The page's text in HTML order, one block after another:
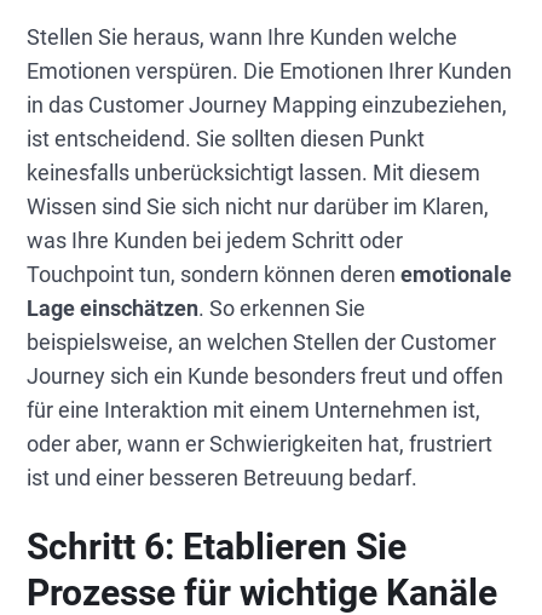
Stellen Sie heraus, wann Ihre Kunden welche
Emotionen verspüren. Die Emotionen Ihrer Kunden
in das Customer Journey Mapping einzubeziehen,
ist entscheidend. Sie sollten diesen Punkt
keinesfalls unberücksichtigt lassen. Mit diesem
Wissen sind Sie sich nicht nur darüber im Klaren,
was Ihre Kunden bei jedem Schritt oder
Touchpoint tun, sondern können derenemotionale
Lage einschätzen. So erkennen Sie
beispielsweise, an welchen Stellen der Customer
Journey sich ein Kunde besonders freut und offen
für eine Interaktion mit einem Unternehmen ist,
oder aber, wann er Schwierigkeiten hat, frustriert
ist und einer besseren Betreuung bedarf.
Schritt 6: Etablieren Sie
Prozesse für wichtige Kanäle